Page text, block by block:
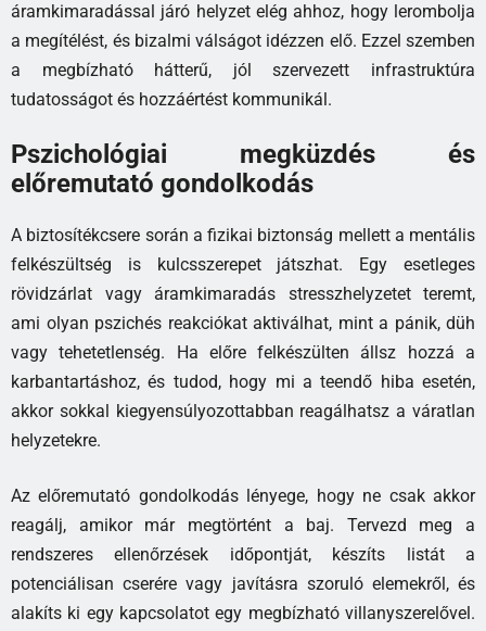
áramkimaradással járó helyzet elég ahhoz, hogy lerombolja
a megítélést, és bizalmi válságot idézzen elő. Ezzel szemben
a megbízható hátterű, jól szervezett infrastruktúra
tudatosságot és hozzáértést kommunikál.
Pszichológiai megküzdés és
előremutató gondolkodás
A biztosítékcsere során a fizikai biztonság mellett a mentális
felkészültség is kulcsszerepet játszhat. Egy esetleges
rövidzárlat vagy áramkimaradás stresszhelyzetet teremt,
ami olyan pszichés reakciókat aktiválhat, mint a pánik, düh
vagy tehetetlenség. Ha előre felkészülten állsz hozzá a
karbantartáshoz, és tudod, hogy mi a teendő hiba esetén,
akkor sokkal kiegyensúlyozottabban reagálhatsz a váratlan
helyzetekre.
Az előremutató gondolkodás lényege, hogy ne csak akkor
reagálj, amikor már megtörtént a baj. Tervezd meg a
rendszeres ellenőrzések időpontját, készíts listát a
potenciálisan cserére vagy javításra szoruló elemekről, és
alakíts ki egy kapcsolatot egy megbízható villanyszerelővel.